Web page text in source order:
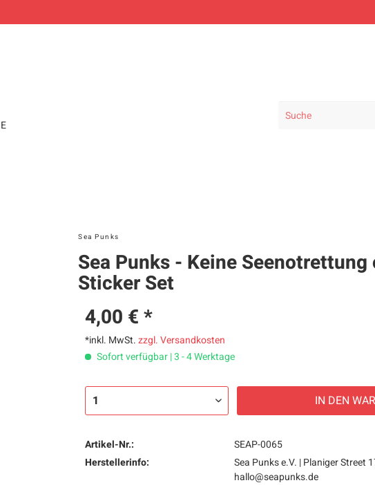
Sea Punks
Sea Punks - Keine
Sticker Set
4,00 € *
*inkl. MwSt.zzgl. Versandkosten
Sofort verfügbar | 3 - 4 Werktage
IN DEN
Artikel-Nr.:
SEAP-0065
Herstellerinfo:
Sea Punks e.V. | Planiger Street
hallo@seapunks.de